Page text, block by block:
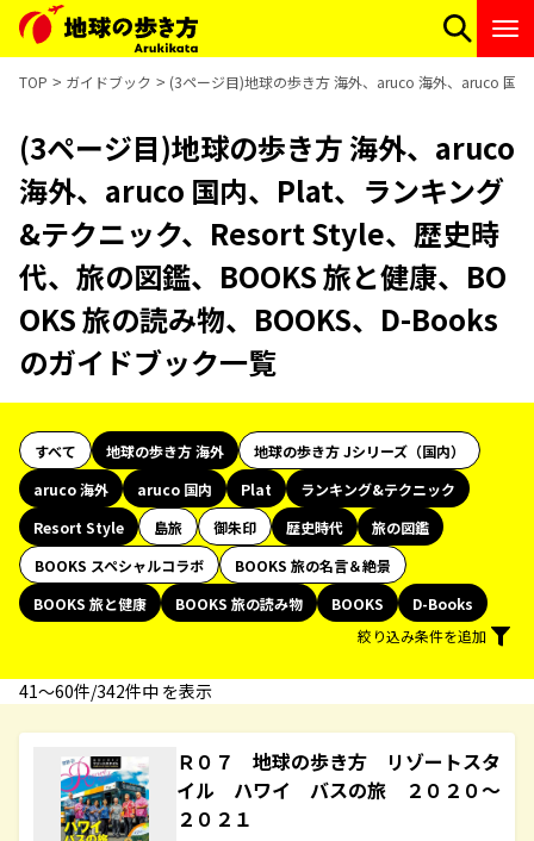
TOP ガイドブック (3ページ目)地球の歩き方 海外、aruco 海外、aruco 国
(3ページ目)地球の歩き方 海外、aruco
海外、aruco 国内、Plat、ランキング
&テクニック、Resort Style、歴史時
代、旅の図鑑、BOOKS 旅と健康、BO
OKS 旅の読み物、BOOKS、D-Books
のガイドブック一覧
すべて 地球の歩き方 海外
地球の歩き方 Jシリーズ（国内）
aruco 海外
aruco 国内 Plat
ランキング&テクニック
Resort Style
島旅 御朱印 歴史時代
旅の図鑑
BOOKS スペシャルコラボ
BOOKS 旅の名言＆絶景
BOOKS 旅と健康
BOOKS 旅の読み物 BOOKS
D-Books
絞り込み条件を追加
41〜60件/342件中 を表示
Ｒ０７ 地球の歩き方 リゾートスタ
イル ハワイ バスの旅 ２０２０～
２０２１